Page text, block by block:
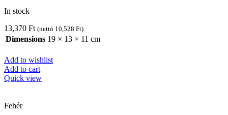
In stock
13,370 Ft (nettó 10,528 Ft)
Dimensions 19 × 13 × 11 cm
Add to wishlist
Add to cart
Quick view
Fehér